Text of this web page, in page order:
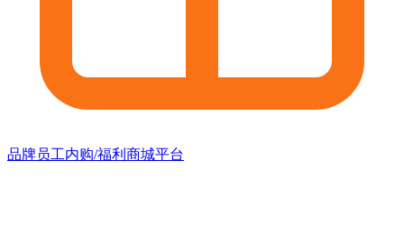
品牌员工内购/福利商城平台